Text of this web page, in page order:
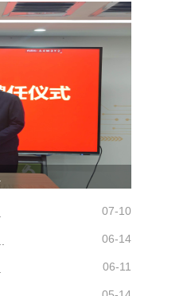
07-10
06-14
06-11